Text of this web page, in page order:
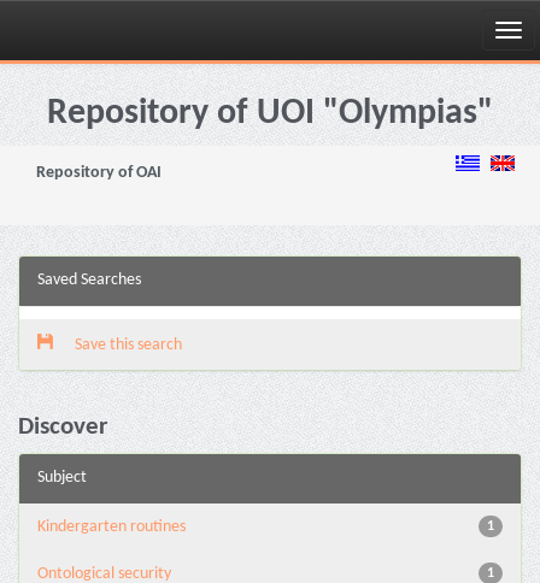
Skip
navigationRepository of UOI "Olympias"
Repository of OAI
Saved Searches
Save this search
Discover
Subject
1
Kindergarten routines
1
Ontological security